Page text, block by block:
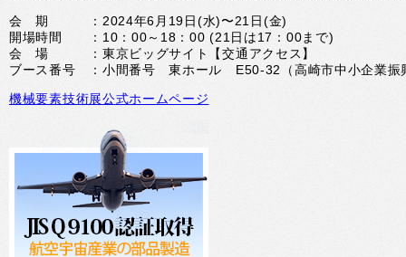
会 期 ：2024年6月19日(水)〜21日(金)
開場時間 ：10：00～18：00 (21日は17：00まで)
会 場 ：東京ビッグサイト【交通アクセス】
ブース番号 ：小間番号 東ホール E50-32（高崎市中小企業振
機械要素技術展公式ホームページ